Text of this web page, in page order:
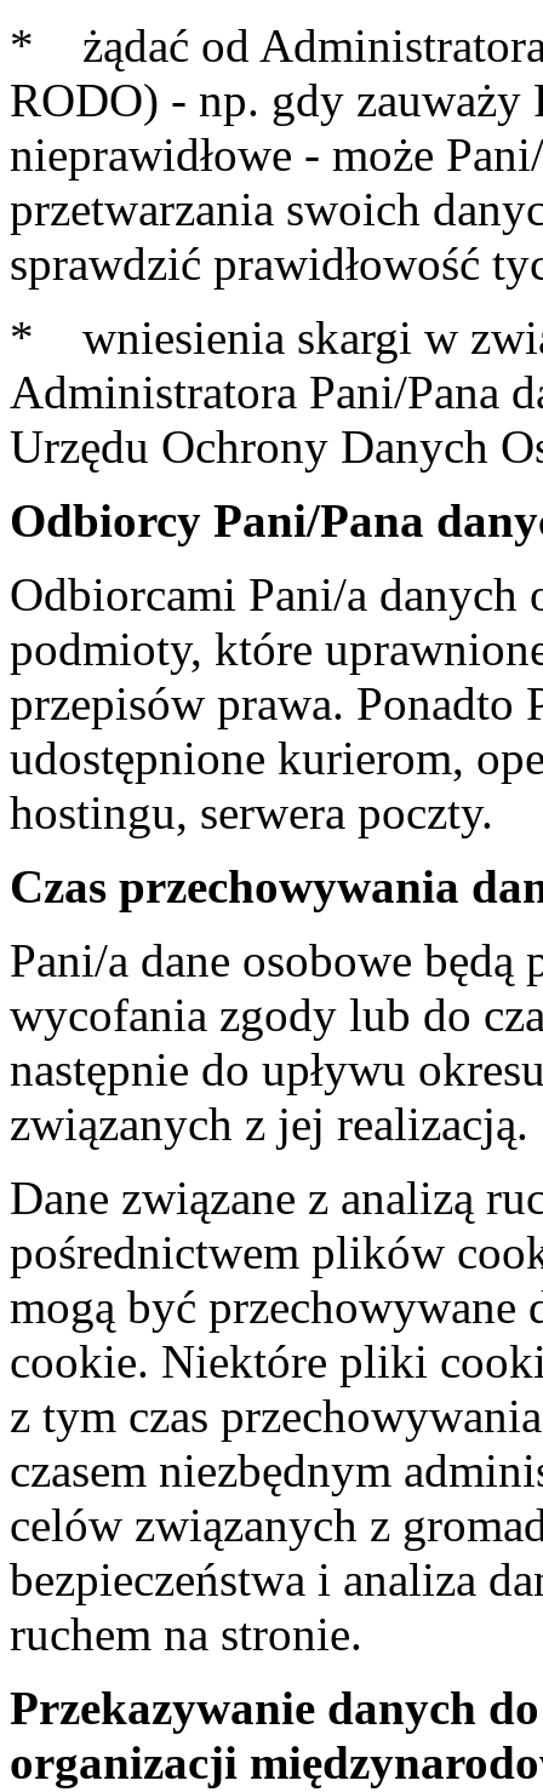
* żądać od
RODO) - np. gdy zauważy
nieprawidłowe - może
przetwarzania swoich
sprawdzić prawidłowość
* wniesienia skargi w
Administratora Pani/Pana
Urzędu Ochrony Danych
Odbiorcy Pani/Pana
Odbiorcami Pani/a danych
podmioty, które
przepisów prawa. Ponadto
udostępnione kurierom,
hostingu, serwera poczty.
Czas przechowywania
Pani/a dane osobowe będą
wycofania zgody lub do
następnie do upływu
związanych z jej realizacją.
Dane związane z analizą
pośrednictwem plików
mogą być
cookie. Niektóre pliki
z tym czas
czasem niezbędnym
celów związanych z
bezpieczeństwa i analiza
ruchem na stronie.
Przekazywanie danych
organizacji